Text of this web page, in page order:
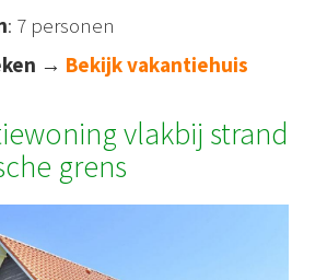
: 7 personen
→ Bekijk vakantiehuis
vlakbij strand
grens